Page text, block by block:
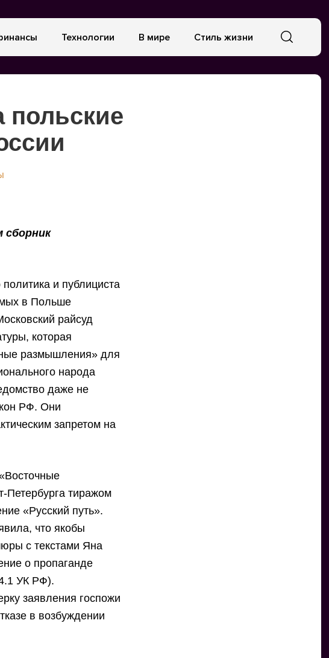
Технологии В мире Стиль жизни
польские
сборник
и публициста
в Польше
райсуд
которая
размышления» для
народа
даже не
РФ. Они
запретом на
Петербурга тиражом
«Русский путь».
что якобы
с текстами Яна
о пропаганде
УК РФ).
заявления госпожи
в возбуждении